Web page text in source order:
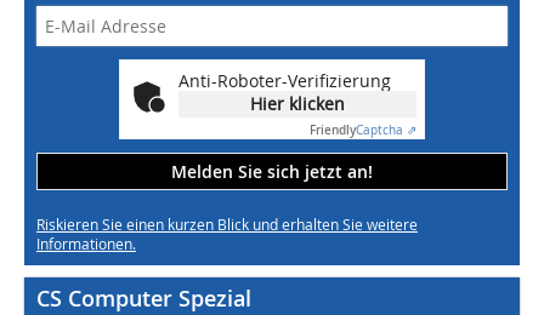
Anti-Roboter-Verifizierung
Hier klicken
FriendlyCaptcha ⇗
Melden Sie sich jetzt an!
Riskieren Sie einen kurzen Blick und erhalten Sie weitere
Informationen.
CS Computer Spezial